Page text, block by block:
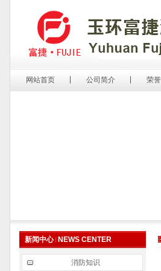
网站首页 公司简介 荣
新闻中心 NEWS CENTER
消防知识